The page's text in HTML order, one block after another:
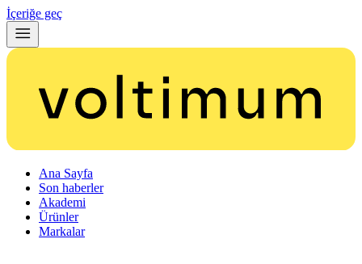
İçeriğe geç
Ana Sayfa
Son haberler
Akademi
Ürünler
Markalar